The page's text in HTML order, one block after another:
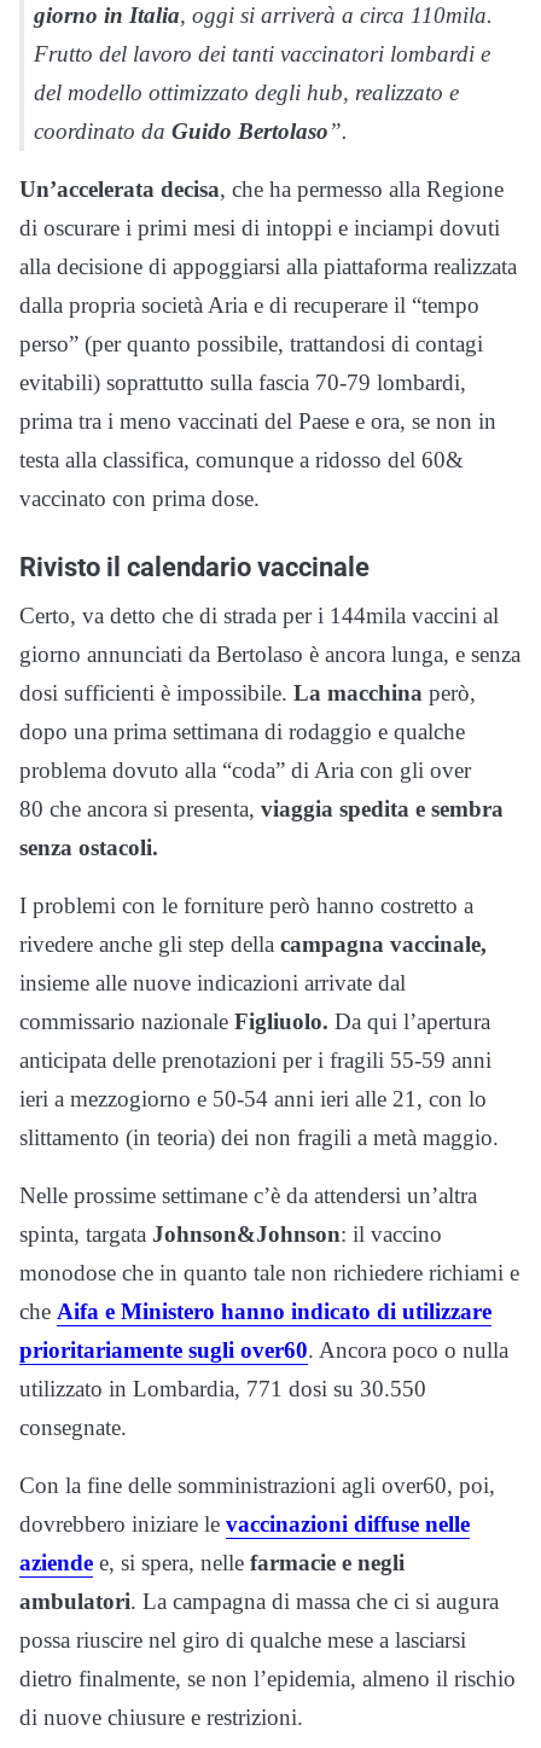
giorno in Italia, oggi si arriverà a circa 110mila.
Frutto del lavoro dei tanti vaccinatori lombardi e
del modello ottimizzato degli hub, realizzato e
coordinato da Guido Bertolaso”.
Un’accelerata decisa, che ha permesso alla Regione
di oscurare i primi mesi di intoppi e inciampi dovuti
alla decisione di appoggiarsi alla piattaforma realizzata
dalla propria società Aria e di recuperare il “tempo
perso” (per quanto possibile, trattandosi di contagi
evitabili) soprattutto sulla fascia 70-79 lombardi,
prima tra i meno vaccinati del Paese e ora, se non in
testa alla classifica, comunque a ridosso del 60&
vaccinato con prima dose.
Rivisto il calendario vaccinale
Certo, va detto che di strada per i 144mila vaccini al
giorno annunciati da Bertolaso è ancora lunga, e senza
dosi sufficienti è impossibile. La macchina però,
dopo una prima settimana di rodaggio e qualche
problema dovuto alla “coda” di Aria con gli over
80 che ancora si presenta, viaggia spedita e sembra
senza ostacoli.
I problemi con le forniture però hanno costretto a
rivedere anche gli step della campagna vaccinale,
insieme alle nuove indicazioni arrivate dal
commissario nazionale Figliuolo. Da qui l’apertura
anticipata delle prenotazioni per i fragili 55-59 anni
ieri a mezzogiorno e 50-54 anni ieri alle 21, con lo
slittamento (in teoria) dei non fragili a metà maggio.
Nelle prossime settimane c’è da attendersi un’altra
spinta, targata Johnson&Johnson: il vaccino
monodose che in quanto tale non richiedere richiami e
che Aifa e Ministero hanno indicato di utilizzare
prioritariamente sugli over60. Ancora poco o nulla
utilizzato in Lombardia, 771 dosi su 30.550
consegnate.
Con la fine delle somministrazioni agli over60, poi,
dovrebbero iniziare le vaccinazioni diffuse nelle
aziende e, si spera, nelle farmacie e negli
ambulatori. La campagna di massa che ci si augura
possa riuscire nel giro di qualche mese a lasciarsi
dietro finalmente, se non l’epidemia, almeno il rischio
di nuove chiusure e restrizioni.